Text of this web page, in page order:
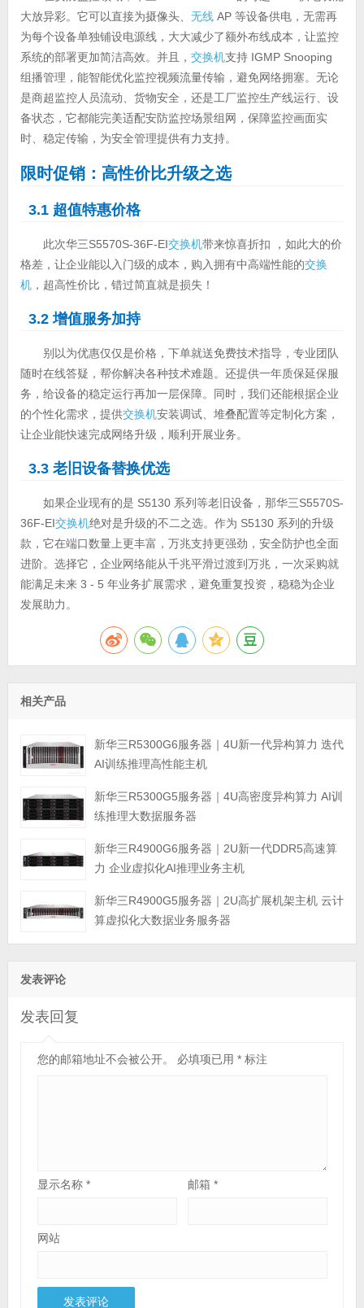
大放异彩。它可以直接为摄像头、 无线AP 等设备供电，无需再
为每个设备单独铺设电源线，大大减少了额外布线成本，让监控
系统的部署更加简洁高效。并且， 交换机支持 IGMP Snooping
组播管理，能智能优化监控视频流量传输，避免网络拥塞。无论
是商超监控人员流动、货物安全，还是工厂监控生产线运行、设
备状态，它都能完美适配安防监控场景组网，保障监控画面实
时、稳定传输，为安全管理提供有力支持。
限时促销：高性价比升级之选
3.1 超值特惠价格
此次华三S5570S-36F-EI交换机带来惊喜折扣 ，如此大的价
格差，让企业能以入门级的成本，购入拥有中高端性能的交换
机，超高性价比，错过简直就是损失！
3.2 增值服务加持
别以为优惠仅仅是价格，下单就送免费技术指导，专业团队
随时在线答疑，帮你解决各种技术难题。还提供一年质保延保服
务，给设备的稳定运行再加一层保障。同时，我们还能根据企业
的个性化需求，提供交换机安装调试、堆叠配置等定制化方案，
让企业能快速完成网络升级，顺利开展业务。
3.3 老旧设备替换优选
如果企业现有的是 S5130 系列等老旧设备，那华三S5570S-
36F-EI交换机绝对是升级的不二之选。作为 S5130 系列的升级
款，它在端口数量上更丰富，万兆支持更强劲，安全防护也全面
进阶。选择它，企业网络能从千兆平滑过渡到万兆，一次采购就
能满足未来 3 - 5 年业务扩展需求，避免重复投资，稳稳为企业
发展助力。
相关产品
新华三R5300G6服务器｜4U新一代异构算力 迭代
AI训练推理高性能主机
新华三R5300G5服务器｜4U高密度异构算力 AI训
练推理大数据服务器
新华三R4900G6服务器｜2U新一代DDR5高速算
力 企业虚拟化AI推理业务主机
新华三R4900G5服务器｜2U高扩展机架主机 云计
算虚拟化大数据业务服务器
发表评论
发表回复
您的邮箱地址不会被公开。 必填项已用 *标注
显示名称 * 邮箱*
网站